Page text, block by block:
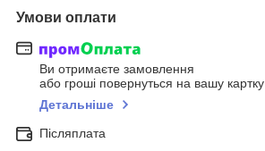
Умови оплати
Ви отримаєте замовлення
або гроші повернуться на вашу картку
Детальніше
Післяплата